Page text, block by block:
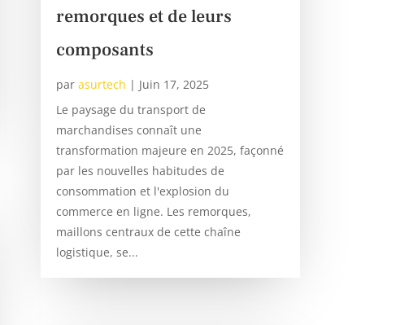
remorques et de leurs
composants
par asurtech | Juin 17, 2025
Le paysage du transport de
marchandises connaît une
transformation majeure en 2025, façonné
par les nouvelles habitudes de
consommation et l'explosion du
commerce en ligne. Les remorques,
maillons centraux de cette chaîne
logistique, se...